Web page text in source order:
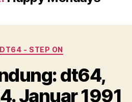
Kategorien
DT64 - STEP ON
dt64,
Januar 1991